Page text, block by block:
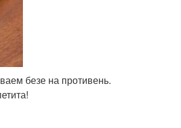
безе на противень.